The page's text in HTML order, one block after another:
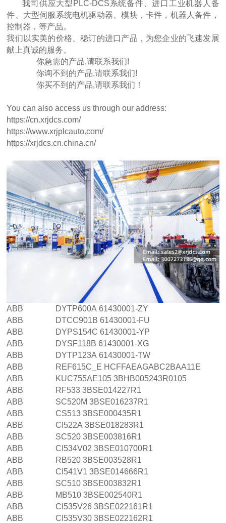
我司供应大型PLC-DCS系统备件、进口工业机器人备
件、大型伺服系统电机驱动器、模块，卡件，机器人备件，
控制器，等产品。
我们以实美的价格、稳订的进口产品，为您企业的飞速发展
献上真诚的服务。
你急需的产品,请联系我们!
你询不到的产品,请联系我们!
你买不到的产品,请联系我们！
You can also access us through our address:
https://cn.xrjdcs.com/
https://www.xrjplcauto.com/
https://xrjdcs.cn.china.cn/
ABB DYTP600A 61430001-ZY
ABB DTCC901B 61430001-FU
ABB DYPS154C 61430001-YP
ABB DYSF118B 61430001-XG
ABB DYTP123A 61430001-TW
ABB REF615C_E HCFFAEAGABC2BAA11E
ABB KUC755AE105 3BHB005243R0105
ABB RF533 3BSE014227R1
ABB SC520M 3BSE016237R1
ABB CS513 3BSE000435R1
ABB CI522A 3BSE018283R1
ABB SC520 3BSE003816R1
ABB CI534V02 3BSE010700R1
ABB RB520 3BSE003528R1
ABB CI541V1 3BSE014666R1
ABB SC510 3BSE003832R1
ABB MB510 3BSE002540R1
ABB CI535V26 3BSE022161R1
ABB CI535V30 3BSE022162R1